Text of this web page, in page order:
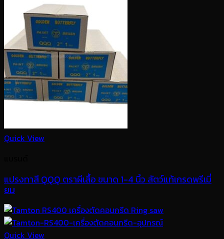
Quick View
แปรงทาสี QQQ ตราผีเสื้อ ขนาด 1-4 นิ้ว สัตว์แท้เกรดพรีเมี่
ยม
Quick View